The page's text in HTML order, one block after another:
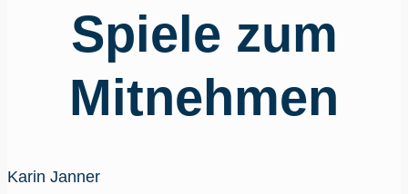
Spiele zum
Mitnehmen
Karin Janner